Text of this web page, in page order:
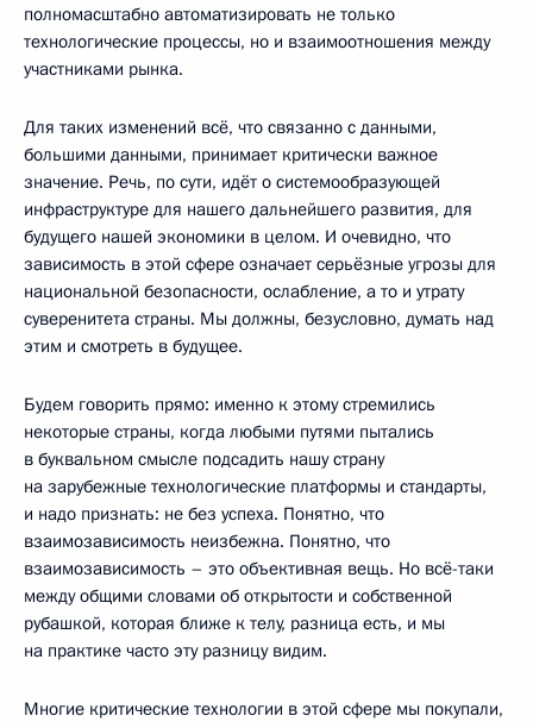
полномасштабно автоматизировать не только
технологические процессы, но и взаимоотношения между
участниками рынка.
Для таких изменений всё, что связанно с данными,
большими данными, принимает критически важное
значение. Речь, по сути, идёт о системообразующей
инфраструктуре для нашего дальнейшего развития, для
будущего нашей экономики в целом. И очевидно, что
зависимость в этой сфере означает серьёзные угрозы для
национальной безопасности, ослабление, а то и утрату
суверенитета страны. Мы должны, безусловно, думать над
этим и смотреть в будущее.
Будем говорить прямо: именно к этому стремились
некоторые страны, когда любыми путями пытались
в буквальном смысле подсадить нашу страну
на зарубежные технологические платформы и стандарты,
и надо признать: не без успеха. Понятно, что
взаимозависимость неизбежна. Понятно, что
взаимозависимость – это объективная вещь. Но всё-таки
между общими словами об открытости и собственной
рубашкой, которая ближе к телу, разница есть, и мы
на практике часто эту разницу видим.
Многие критические технологии в этой сфере мы покупали,